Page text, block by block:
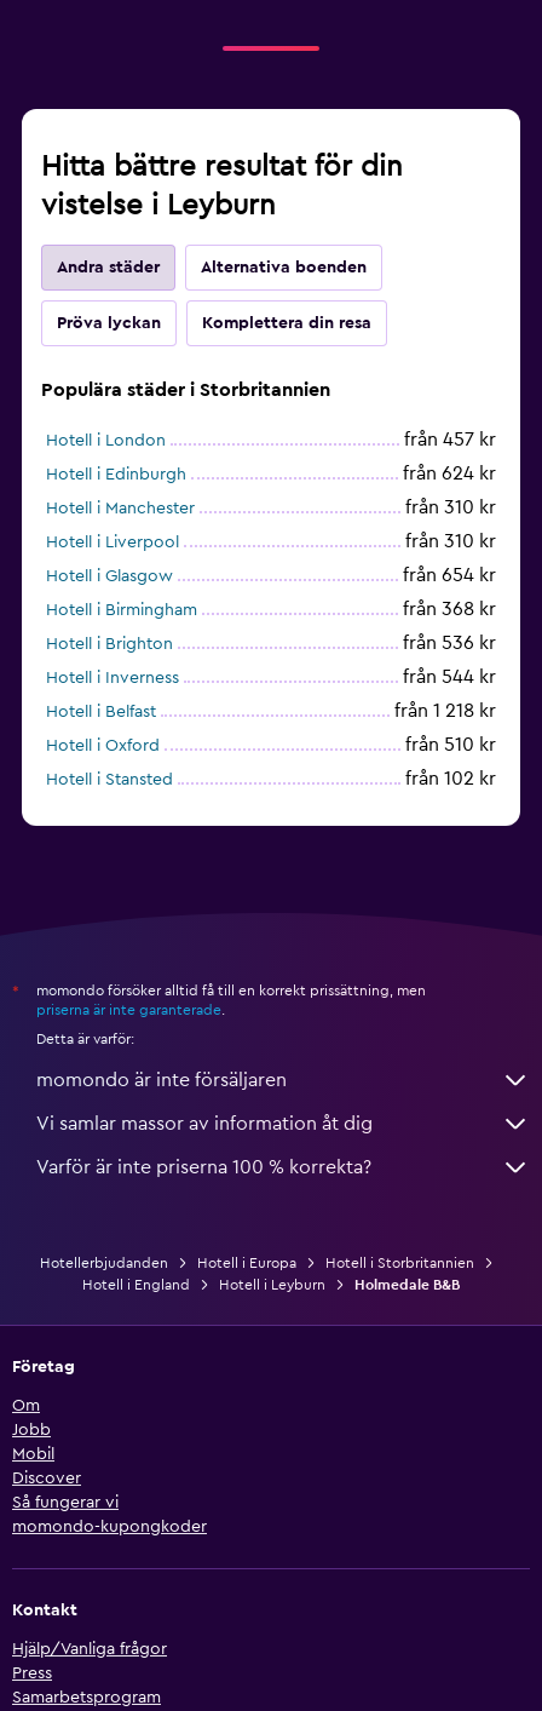
Hitta bättre resultat för din
vistelse i Leyburn
Andra städer Alternativa boenden
Pröva lyckan Komplettera din resa
Populära städer i Storbritannien
Hotell i London från 457 kr
Hotell i Edinburgh från 624 kr
Hotell i Manchester från 310 kr
Hotell i Liverpool från 310 kr
Hotell i Glasgow från 654 kr
Hotell i Birmingham från 368 kr
Hotell i Brighton från 536 kr
Hotell i Inverness från 544 kr
Hotell i Belfast från 1 218 kr
Hotell i Oxford från 510 kr
Hotell i Stansted från 102 kr
*
momondo försöker alltid få till en korrekt prissättning, men
priserna är inte garanterade
Detta är varför:
momondo är inte försäljaren
Vi samlar massor av information åt dig
Varför är inte priserna 100 % korrekta?
Hotellerbjudanden Hotell i Europa
Hotell i Storbritannien
Hotell i England
Hotell i Leyburn Holmedale B&B
Företag
Om
Jobb
Mobil
Discover
Så fungerar vi
momondo-kupongkoder
Kontakt
Hjälp/Vanliga frågor
Press
Samarbetsprogram